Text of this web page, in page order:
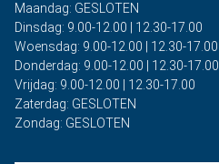
Maandag: GESLOTEN
Dinsdag: 9.00-12.00 | 12.30-17.00
Woensdag: 9.00-12.00 | 12.30-17.00
Donderdag: 9.00-12.00 | 12.30-17.00
Vrijdag: 9.00-12.00 | 12.30-17.00
Zaterdag: GESLOTEN
Zondag: GESLOTEN